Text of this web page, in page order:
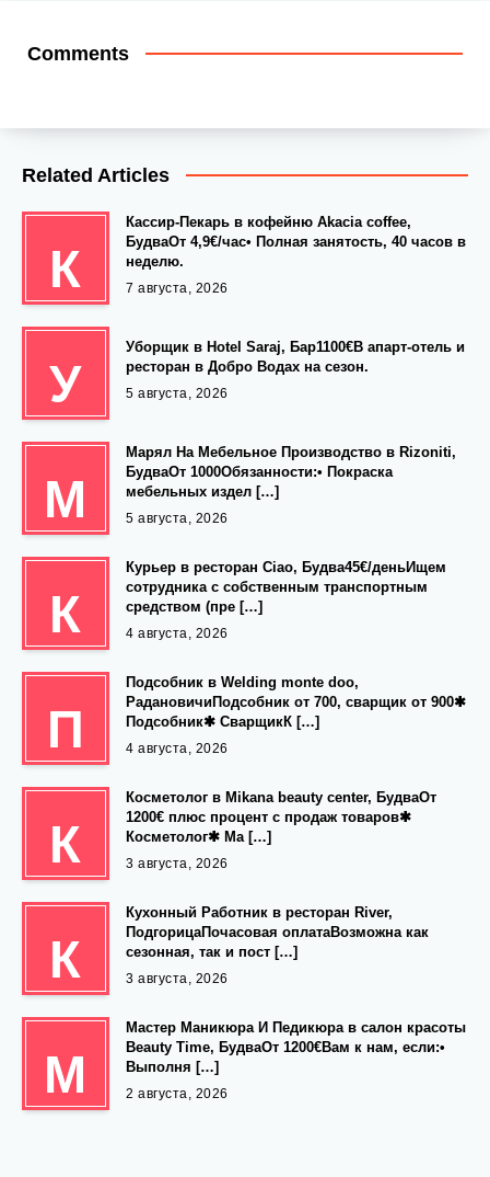
Comments
Related Articles
К
Кассир-Пекарь в кофейню Akacia coffee,
БудваОт 4,9€/час• Полная занятость, 40 часов в
неделю.
7 августа, 2026
У
Уборщик в Hotel Saraj, Бар1100€В апарт-отель и
ресторан в Добро Водах на сезон.
5 августа, 2026
М
Марял На Мебельное Производство в Rizoniti,
БудваОт 1000Обязанности:• Покраска
мебельных издел […]
5 августа, 2026
К
Курьер в ресторан Ciao, Будва45€/деньИщем
сотрудника с собственным транспортным
средством (пре […]
4 августа, 2026
П
Подсобник в Welding monte doo,
РадановичиПодсобник от 700, сварщик от 900✱
Подсобник✱ СварщикК […]
4 августа, 2026
К
Косметолог в Mikana beauty center, БудваОт
1200€ плюс процент с продаж товаров✱
Косметолог✱ Ма […]
3 августа, 2026
К
Кухонный Работник в ресторан River,
ПодгорицаПочасовая оплатаВозможна как
сезонная, так и пост […]
3 августа, 2026
М
Мастер Маникюра И Педикюра в салон красоты
Beauty Time, БудваОт 1200€Вам к нам, если:•
Выполня […]
2 августа, 2026